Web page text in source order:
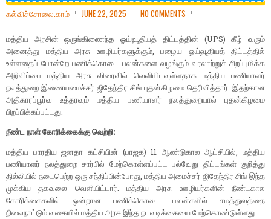
கல்விச்சோலை.காம் JUNE 22, 2025 NO COMMENTS
மத்திய அரசின் ஒருங்கிணைந்த ஓய்வூதியத் திட்டத்தின் (UPS) கீழ் வரும்
அனைத்து மத்திய அரசு ஊழியர்களுக்கும், பழைய ஓய்வூதியத் திட்டத்தில்
உள்ளதைப் போன்றே பணிக்கொடை பலன்களை வழங்கும் வரலாற்றுச் சிறப்புமிக்க
அறிவிப்பை மத்திய அரசு விரைவில் வெளியிடவுள்ளதாக மத்திய பணியாளர்
நலத்துறை இணையமைச்சர் ஜிதேந்திர சிங் புதன்கிழமை தெரிவித்தார். இதற்கான
அதிகாரப்பூர்வ உத்தரவும் மத்திய பணியாளர் நலத்துறையால் புதன்கிழமை
பிறப்பிக்கப்பட்டது.
நீண்ட நாள் கோரிக்கைக்கு வெற்றி:
மத்திய பாரதிய ஜனதா கட்சியின் (பாஜக) 11 ஆண்டுகால ஆட்சியில், மத்திய
பணியாளர் நலத்துறை சார்பில் மேற்கொள்ளப்பட்ட பல்வேறு திட்டங்கள் குறித்து
தில்லியில் நடைபெற்ற ஒரு சந்திப்பின்போது, மத்திய அமைச்சர் ஜிதேந்திர சிங் இந்த
முக்கிய தகவலை வெளியிட்டார். மத்திய அரசு ஊழியர்களின் நீண்டகால
கோரிக்கைகளில் ஒன்றான பணிக்கொடை பலன்களில் சமத்துவத்தை
நிலைநாட்டும் வகையில் மத்திய அரசு இந்த நடவடிக்கையை மேற்கொண்டுள்ளது.